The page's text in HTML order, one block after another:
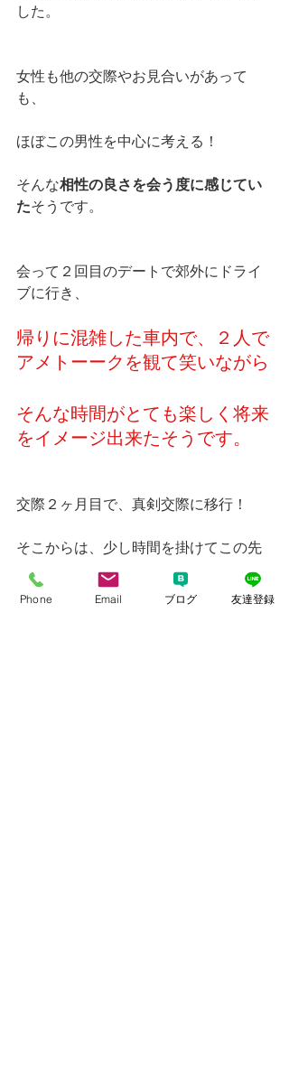
した。
女性も他の交際やお見合いがあって
も、
ほぼこの男性を中心に考える！
そんな相性の良さを会う度に感じてい
たそうです。
会って２回目のデートで郊外にドライ
ブに行き、
帰りに混雑した車内で、２人で
アメトーークを観て笑いながら
そんな時間がとても楽しく将来
をイメージ出来たそうです。
交際２ヶ月目で、真剣交際に移行！
そこからは、少し時間を掛けてこの先
のお話もしていきながら
Phone Email ブログ 友達登録